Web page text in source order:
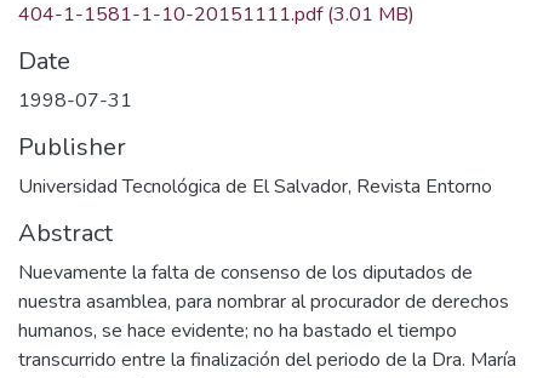
404-1-1581-1-10-20151111.pdf(3.01 MB)
Date
1998-07-31
Publisher
Universidad Tecnológica de El Salvador, Revista Entorno
Abstract
Nuevamente la falta de consenso de los diputados de
nuestra asamblea, para nombrar al procurador de derechos
humanos, se hace evidente; no ha bastado el tiempo
transcurrido entre la finalización del periodo de la Dra. María